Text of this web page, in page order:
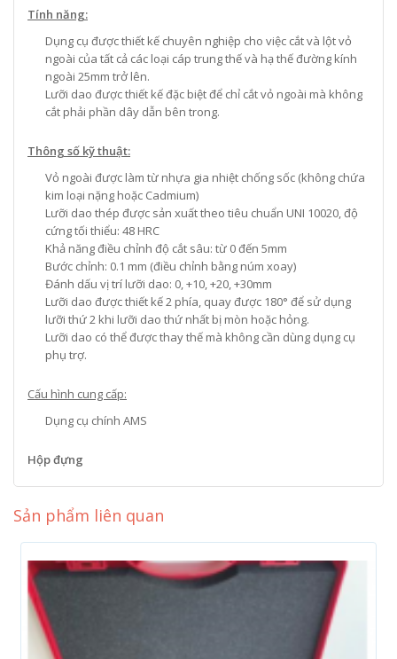
Tính năng:
Dụng cụ được thiết kế chuyên nghiệp cho việc cắt và lột vỏ
ngoài của tất cả các loại cáp trung thế và hạ thế đường kính
ngoài 25mm trở lên.
Lưỡi dao được thiết kế đặc biệt để chỉ cắt vỏ ngoài mà không
cắt phải phần dây dẫn bên trong.
Thông số kỹ thuật:
Vỏ ngoài được làm từ nhựa gia nhiệt chống sốc (không chứa
kim loại nặng hoặc Cadmium)
Lưỡi dao thép được sản xuất theo tiêu chuẩn UNI 10020, độ
cứng tối thiểu: 48 HRC
Khả năng điều chỉnh độ cắt sâu: từ 0 đến 5mm
Bước chỉnh: 0.1 mm (điều chỉnh bằng núm xoay)
Đánh dấu vị trí lưỡi dao: 0, +10, +20, +30mm
Lưỡi dao được thiết kế 2 phía, quay được 180° để sử dụng
lưỡi thứ 2 khi lưỡi dao thứ nhất bị mòn hoặc hỏng.
Lưỡi dao có thể được thay thế mà không cần dùng dụng cụ
phụ trợ.
Cấu hình cung cấp:
Dụng cụ chính AMS
Hộp đựng
Sản phẩm liên quan